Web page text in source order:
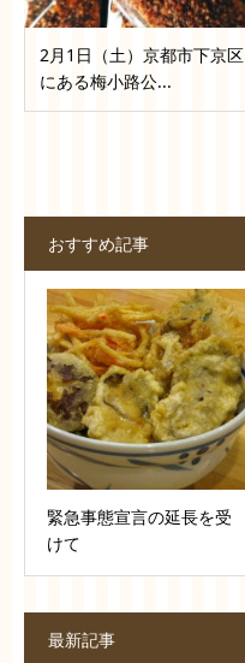
2月1日（土）京都市下京区
にある梅小路公...
おすすめ記事
緊急事態宣言の延長を受
けて
最新記事